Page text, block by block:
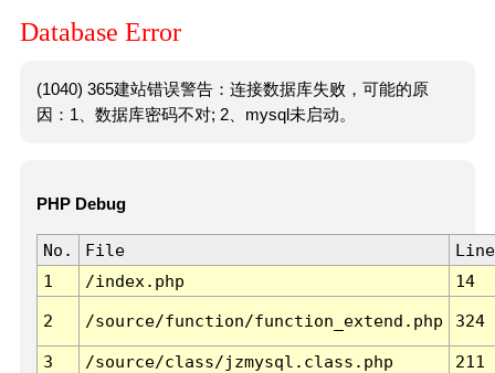
Database Error
(1040) 365建站错误警告：连接数据库失败，可能的原
因：1、数据库密码不对; 2、mysql未启动。
PHP Debug
No. File
Line
1
/index.php 14
2 /source/function/function_extend.php 324
3 /source/class/jzmysql.class.php
211